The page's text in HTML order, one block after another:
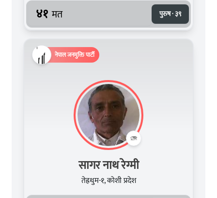
४१ मत पुरुष · ३९
नेपाल जनमुक्ति पार्टी
सागर नाथ रेग्मी
तेह्रथुम-१, कोशी प्रदेश